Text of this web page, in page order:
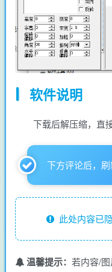
软件说明
下载后解压缩，直
下方评论后，刷
此处内容已
温馨提示： 若内容/